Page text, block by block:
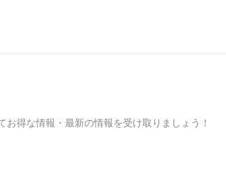
お得な情報・最新の情報を受け取りましょう！